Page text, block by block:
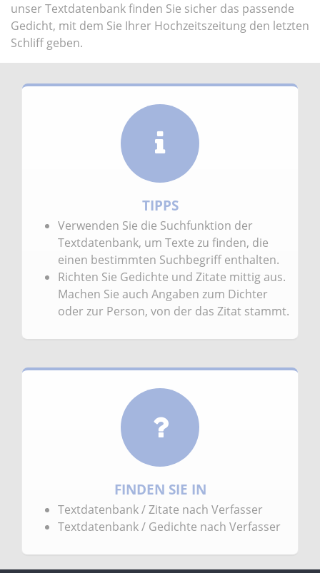
unser Textdatenbank finden Sie sicher das passende
Gedicht, mit dem Sie Ihrer Hochzeitszeitung den letzten
Schliff geben.
TIPPS
Verwenden Sie die Suchfunktion der
Textdatenbank, um Texte zu finden, die
einen bestimmten Suchbegriff enthalten.
Richten Sie Gedichte und Zitate mittig aus.
Machen Sie auch Angaben zum Dichter
oder zur Person, von der das Zitat stammt.
FINDEN SIE IN
Textdatenbank / Zitate nach Verfasser
Textdatenbank / Gedichte nach Verfasser